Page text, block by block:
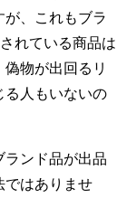
が、これもブラ
れている商品は
物が出回るリ
る人もいないの
ランド品が出品
ではありませ